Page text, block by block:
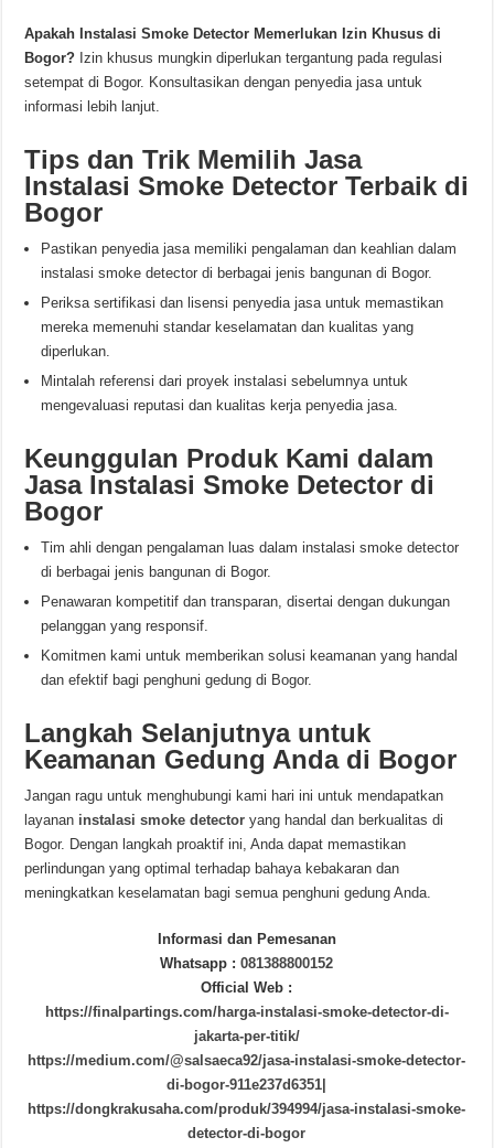
Apakah Instalasi Smoke Detector Memerlukan Izin Khusus di
Bogor? Izin khusus mungkin diperlukan tergantung pada regulasi
setempat di Bogor. Konsultasikan dengan penyedia jasa untuk
informasi lebih lanjut.
Tips dan Trik Memilih Jasa
Instalasi Smoke Detector Terbaik di
Bogor
Pastikan penyedia jasa memiliki pengalaman dan keahlian dalam
instalasi smoke detector di berbagai jenis bangunan di Bogor.
Periksa sertifikasi dan lisensi penyedia jasa untuk memastikan
mereka memenuhi standar keselamatan dan kualitas yang
diperlukan.
Mintalah referensi dari proyek instalasi sebelumnya untuk
mengevaluasi reputasi dan kualitas kerja penyedia jasa.
Keunggulan Produk Kami dalam
Jasa Instalasi Smoke Detector di
Bogor
Tim ahli dengan pengalaman luas dalam instalasi smoke detector
di berbagai jenis bangunan di Bogor.
Penawaran kompetitif dan transparan, disertai dengan dukungan
pelanggan yang responsif.
Komitmen kami untuk memberikan solusi keamanan yang handal
dan efektif bagi penghuni gedung di Bogor.
Langkah Selanjutnya untuk
Keamanan Gedung Anda di Bogor
Jangan ragu untuk menghubungi kami hari ini untuk mendapatkan
layanan instalasi smoke detector yang handal dan berkualitas di
Bogor. Dengan langkah proaktif ini, Anda dapat memastikan
perlindungan yang optimal terhadap bahaya kebakaran dan
meningkatkan keselamatan bagi semua penghuni gedung Anda.
Informasi dan Pemesanan
Whatsapp :081388800152
Official Web :
https://finalpartings.com/harga-instalasi-smoke-detector-di-
jakarta-per-titik/
https://medium.com/@salsaeca92/jasa-instalasi-smoke-detector-
di-bogor-911e237d6351|
https://dongkrakusaha.com/produk/394994/jasa-instalasi-smoke-
detector-di-bogor